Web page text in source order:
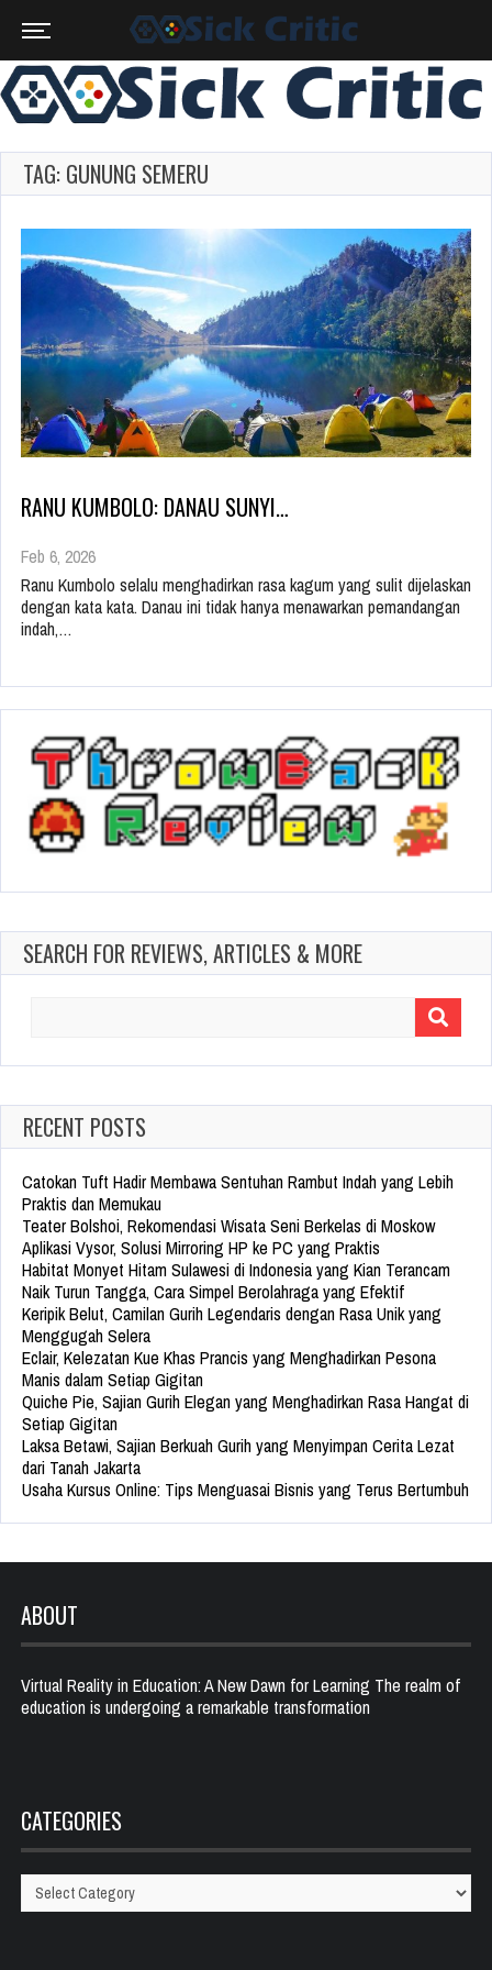
TAG: GUNUNG SEMERU
RANU KUMBOLO: DANAU SUNYI…
Feb 6, 2026
Ranu Kumbolo selalu menghadirkan rasa kagum yang sulit dijelaskan
dengan kata kata. Danau ini tidak hanya menawarkan pemandangan
indah,…
SEARCH FOR REVIEWS, ARTICLES & MORE
RECENT POSTS
Catokan Tuft Hadir Membawa Sentuhan Rambut Indah yang Lebih
Praktis dan Memukau
Teater Bolshoi, Rekomendasi Wisata Seni Berkelas di Moskow
Aplikasi Vysor, Solusi Mirroring HP ke PC yang Praktis
Habitat Monyet Hitam Sulawesi di Indonesia yang Kian Terancam
Naik Turun Tangga, Cara Simpel Berolahraga yang Efektif
Keripik Belut, Camilan Gurih Legendaris dengan Rasa Unik yang
Menggugah Selera
Eclair, Kelezatan Kue Khas Prancis yang Menghadirkan Pesona
Manis dalam Setiap Gigitan
Quiche Pie, Sajian Gurih Elegan yang Menghadirkan Rasa Hangat di
Setiap Gigitan
Laksa Betawi, Sajian Berkuah Gurih yang Menyimpan Cerita Lezat
dari Tanah Jakarta
Usaha Kursus Online: Tips Menguasai Bisnis yang Terus Bertumbuh
ABOUT
Virtual Reality in Education: A New Dawn for Learning The realm of
education is undergoing a remarkable transformation
CATEGORIES
Categories